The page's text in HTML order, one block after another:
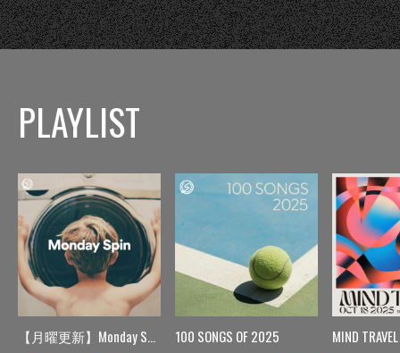
PLAYLIST
【月曜更新】Monday Spin 100 SONGS OF 2025 MIND TRAVEL